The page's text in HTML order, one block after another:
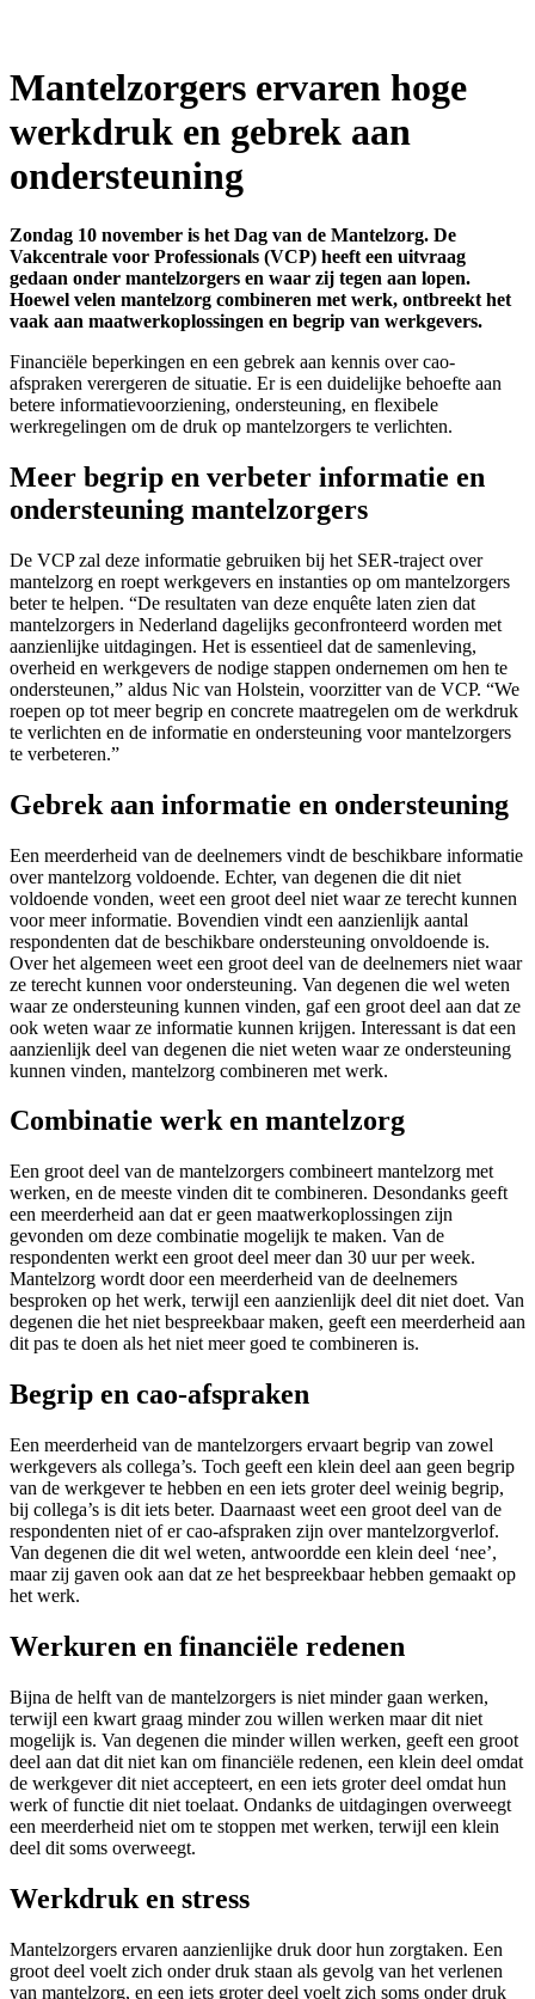
Mantelzorgers ervaren hoge
werkdruk en gebrek aan
ondersteuning
Zondag 10 november is het Dag van de Mantelzorg. De
Vakcentrale voor Professionals (VCP) heeft een uitvraag
gedaan onder mantelzorgers en waar zij tegen aan lopen.
Hoewel velen mantelzorg combineren met werk, ontbreekt het
vaak aan maatwerkoplossingen en begrip van werkgevers.
Financiële beperkingen en een gebrek aan kennis over cao-
afspraken verergeren de situatie. Er is een duidelijke behoefte aan
betere informatievoorziening, ondersteuning, en flexibele
werkregelingen om de druk op mantelzorgers te verlichten.
Meer begrip en verbeter informatie en
ondersteuning mantelzorgers
De VCP zal deze informatie gebruiken bij het SER-traject over
mantelzorg en roept werkgevers en instanties op om mantelzorgers
beter te helpen. “De resultaten van deze enquête laten zien dat
mantelzorgers in Nederland dagelijks geconfronteerd worden met
aanzienlijke uitdagingen. Het is essentieel dat de samenleving,
overheid en werkgevers de nodige stappen ondernemen om hen te
ondersteunen,” aldus Nic van Holstein, voorzitter van de VCP. “We
roepen op tot meer begrip en concrete maatregelen om de werkdruk
te verlichten en de informatie en ondersteuning voor mantelzorgers
te verbeteren.”
Gebrek aan informatie en ondersteuning
Een meerderheid van de deelnemers vindt de beschikbare informatie
over mantelzorg voldoende. Echter, van degenen die dit niet
voldoende vonden, weet een groot deel niet waar ze terecht kunnen
voor meer informatie. Bovendien vindt een aanzienlijk aantal
respondenten dat de beschikbare ondersteuning onvoldoende is.
Over het algemeen weet een groot deel van de deelnemers niet waar
ze terecht kunnen voor ondersteuning. Van degenen die wel weten
waar ze ondersteuning kunnen vinden, gaf een groot deel aan dat ze
ook weten waar ze informatie kunnen krijgen. Interessant is dat een
aanzienlijk deel van degenen die niet weten waar ze ondersteuning
kunnen vinden, mantelzorg combineren met werk.
Combinatie werk en mantelzorg
Een groot deel van de mantelzorgers combineert mantelzorg met
werken, en de meeste vinden dit te combineren. Desondanks geeft
een meerderheid aan dat er geen maatwerkoplossingen zijn
gevonden om deze combinatie mogelijk te maken. Van de
respondenten werkt een groot deel meer dan 30 uur per week.
Mantelzorg wordt door een meerderheid van de deelnemers
besproken op het werk, terwijl een aanzienlijk deel dit niet doet. Van
degenen die het niet bespreekbaar maken, geeft een meerderheid aan
dit pas te doen als het niet meer goed te combineren is.
Begrip en cao-afspraken
Een meerderheid van de mantelzorgers ervaart begrip van zowel
werkgevers als collega’s. Toch geeft een klein deel aan geen begrip
van de werkgever te hebben en een iets groter deel weinig begrip,
bij collega’s is dit iets beter. Daarnaast weet een groot deel van de
respondenten niet of er cao-afspraken zijn over mantelzorgverlof.
Van degenen die dit wel weten, antwoordde een klein deel ‘nee’,
maar zij gaven ook aan dat ze het bespreekbaar hebben gemaakt op
het werk.
Werkuren en financiële redenen
Bijna de helft van de mantelzorgers is niet minder gaan werken,
terwijl een kwart graag minder zou willen werken maar dit niet
mogelijk is. Van degenen die minder willen werken, geeft een groot
deel aan dat dit niet kan om financiële redenen, een klein deel omdat
de werkgever dit niet accepteert, en een iets groter deel omdat hun
werk of functie dit niet toelaat. Ondanks de uitdagingen overweegt
een meerderheid niet om te stoppen met werken, terwijl een klein
deel dit soms overweegt.
Werkdruk en stress
Mantelzorgers ervaren aanzienlijke druk door hun zorgtaken. Een
groot deel voelt zich onder druk staan als gevolg van het verlenen
van mantelzorg, en een iets groter deel voelt zich soms onder druk